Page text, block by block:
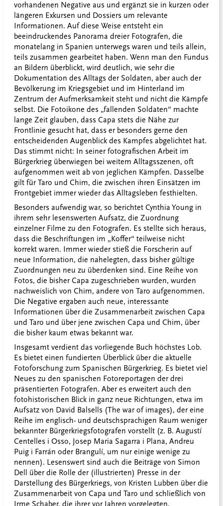
vorhandenen Negative aus und ergänzt sie in kurzen oder
längeren Exkursen und Dossiers um relevante
Informationen. Auf diese Weise entsteht ein
beeindruckendes Panorama dreier Fotografen, die
monatelang in Spanien unterwegs waren und teils allein,
teils zusammen gearbeitet haben. Wenn man den Fundus
an Bildern überblickt, wird deutlich, wie sehr die
Dokumentation des Alltags der Soldaten, aber auch der
Bevölkerung im Kriegsgebiet und im Hinterland im
Zentrum der Aufmerksamkeit steht und nicht die Kämpfe
selbst. Die Fotoikone des „fallenden Soldaten“ machte
lange Zeit glauben, dass Capa stets die Nähe zur
Frontlinie gesucht hat, dass er besonders gerne den
entscheidenden Augenblick des Kampfes abgelichtet hat.
Das stimmt nicht: In seiner fotografischen Arbeit im
Bürgerkrieg überwiegen bei weitem Alltagsszenen, oft
aufgenommen weit ab von jeglichen Kämpfen. Dasselbe
gilt für Taro und Chim, die zwischen ihren Einsätzen im
Frontgebiet immer wieder das Alltagsleben festhielten.
Besonders aufwendig war, so berichtet Cynthia Young in
ihrem sehr lesenswerten Aufsatz, die Zuordnung
einzelner Filme zu den Fotografen. Es stellte sich heraus,
dass die Beschriftungen im „Koffer“ teilweise nicht
korrekt waren. Immer wieder stieß die Forscherin auf
neue Information, die nahelegten, dass bisher gültige
Zuordnungen neu zu überdenken sind. Eine Reihe von
Fotos, die bisher Capa zugeschrieben wurden, wurden
nachweislich von Chim, andere von Taro aufgenommen.
Die Negative ergaben auch neue, interessante
Informationen über die Zusammenarbeit zwischen Capa
und Taro und über jene zwischen Capa und Chim, über
die bisher kaum etwas bekannt war.
Insgesamt verdient das vorliegende Buch höchstes Lob.
Es bietet einen fundierten Überblick über die aktuelle
Fotoforschung zum Spanischen Bürgerkrieg. Es bietet viel
Neues zu den spanischen Fotoreportagen der drei
präsentierten Fotografen. Aber es erweitert auch den
fotohistorischen Blick in ganz neue Richtungen, etwa im
Aufsatz von David Balsells (The war of images), der eine
Reihe im englisch- und deutschsprachigen Raum weniger
bekannter Bürgerkriegsfotografen vorstellt (z. B. Augustí
Centelles i Osso, Josep Maria Sagarra i Plana, Andreu
Puig i Farrán oder Brangulí, um nur einige wenige zu
nennen). Lesenswert sind auch die Beiträge von Simon
Dell über die Rolle der (illustrierten) Presse in der
Darstellung des Bürgerkriegs, von Kristen Lubben über die
Zusammenarbeit von Capa und Taro und schließlich von